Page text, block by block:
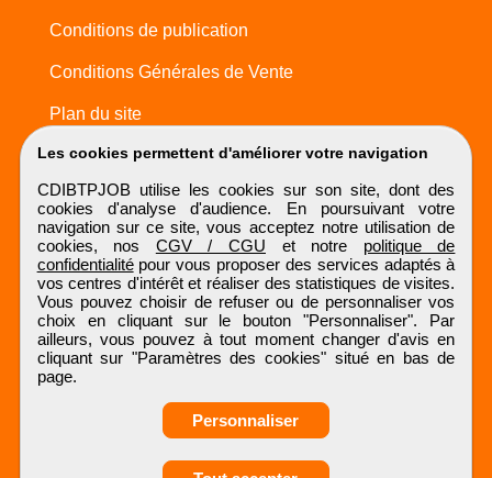
Les cookies permettent d'améliorer votre navigation
CDIBTPJOB utilise les cookies sur son site, dont des
cookies d'analyse d'audience. En poursuivant votre
navigation sur ce site, vous acceptez notre utilisation de
cookies, nos CGV / CGU et notre politique de
confidentialitépour vous proposer des services adaptés à
vos centres d'intérêt et réaliser des statistiques de visites.
Vous pouvez choisir de refuser ou de personnaliser vos
choix en cliquant sur le bouton "Personnaliser". Par
ailleurs, vous pouvez à tout moment changer d'avis en
cliquant sur "Paramètres des cookies" situé en bas de
page.
Personnaliser
Conditions de publication
Conditions Générales de Vente
Plan du site